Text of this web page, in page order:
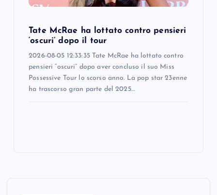
Tate McRae ha lottato contro pensieri
‘oscuri’ dopo il tour
2026-08-05 12:33:35 Tate McRae ha lottato contro
pensieri “oscuri” dopo aver concluso il suo Miss
Possessive Tour lo scorso anno. La pop star 23enne
ha trascorso gran parte del 2025…